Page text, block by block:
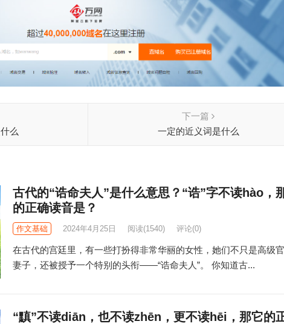
么
下一篇
一定的近义词是什么
古代的“诰命夫人”是什么意思？“诰”字不读hào，
的正确读音是？
作文基础 2024年4月25日 阅读(1540) 评论(0)
在古代的宫廷里，有一些打扮得非常华丽的女性，她们不只是高级
妻子，还被授予一个特别的头衔——“诰命夫人”。 你知道古...
“黰”不读diān，也不读zhēn，更不读hēi，那它的